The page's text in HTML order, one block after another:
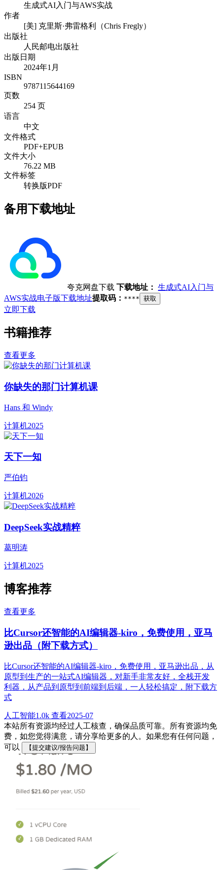
生成式AI入门与AWS实战
作者
[美] 克里斯·弗雷格利（Chris Fregly）
出版社
人民邮电出版社
出版日期
2024年1月
ISBN
9787115644169
页数
254 页
语言
中文
文件格式
PDF+EPUB
文件大小
76.22 MB
文件标签
转换版PDF
备用下载地址
夸克网盘下载 下载地址： 生成式AI入门与
AWS实战电子版下载地址提取码： **** 获取
立即下载
书籍推荐
查看更多
你缺失的那门计算机课
Hans 和 Windy
计算机2025
天下一知
严伯钧
计算机2026
DeepSeek实战精粹
葛明涛
计算机2025
博客推荐
查看更多
比Cursor还智能的AI编辑器-kiro，免费使用，亚马
逊出品（附下载方式）
比Cursor还智能的AI编辑器-kiro，免费使用，亚马逊出品，从
原型到生产的一站式AI编辑器，对新手非常友好，全栈开发
利器，从产品到原型到前端到后端，一人轻松搞定，附下载方
式
人工智能1.0k 查看2025-07
本站所有资源均经过人工核查，确保品质可靠。所有资源均免
费，如您觉得满意，请分享给更多的人。如果您有任何问题，
可以
【提交建议/报告问题】